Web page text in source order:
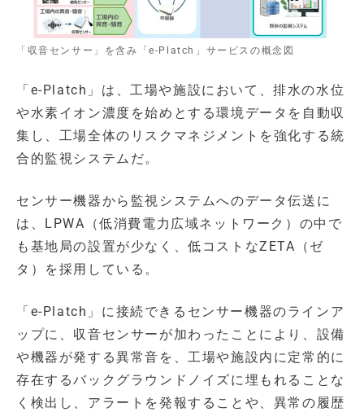
「収音センサー」を含み「e-Platch」サービスの概念図
「e-Platch」は、工場や施設において、排水の水位
や水素イオン濃度を始めとする環境データを自動収
集し、工場全体のリスクマネジメントを強化する統
合的監視システムだ。
センサー機器から監視システムへのデータ伝送に
は、LPWA（低消費電力広域ネットワーク）の中で
も基地局の設置が少なく、低コストなZETA（ゼ
タ）を採用している。
「e-Platch」に接続できるセンサー機器のラインア
ップに、収音センサーが加わったことにより、設備
や機器が発する異常音を、工場や施設内に定常的に
存在するバックグラウンドノイズに埋もれることな
く検出し、アラートを発報することや、異常の履歴